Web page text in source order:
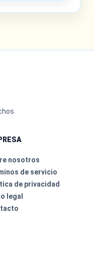
nosotros
de servicio
de privacidad
legal